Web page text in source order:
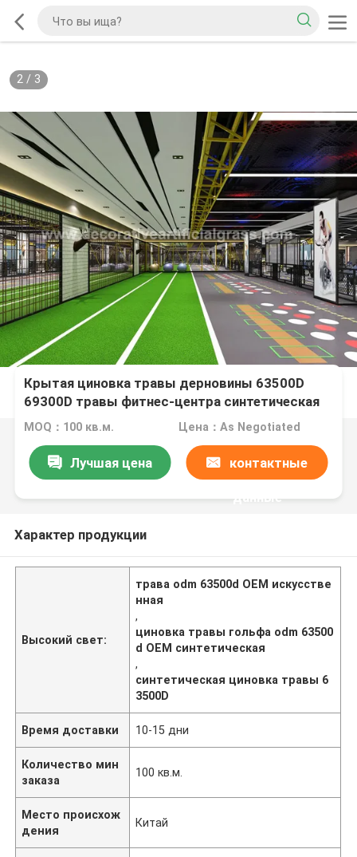
2/ 3
Крытая циновка травы дерновины 63500D
69300D травы фитнес-центра синтетическая
искусственная
MOQ：100 кв.м. Цена：As Negotiated
Лучшая цена контактные
данные
Характер продукции
Высокий свет:
трава odm 63500d OEM искусстве
нная
,
циновка травы гольфа odm 63500
d OEM синтетическая
,
синтетическая циновка травы 6
3500D
Время доставки 10-15 дни
Количество мин
заказа
100 кв.м.
Место происхож
дения
Китай